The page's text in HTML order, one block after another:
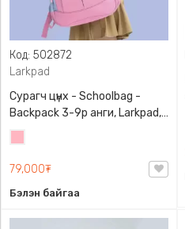
Код: 502872
Larkpad
Сурагч цүнх - Schoolbag -
Backpack 3-9р анги, Larkpad,
9009-10128, Цацруулагчтай,
Олон тасалгаатай
79,000₮
Бэлэн байгаа